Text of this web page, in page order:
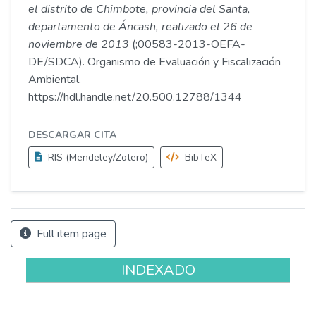
el distrito de Chimbote, provincia del Santa,
departamento de Áncash, realizado el 26 de
noviembre de 2013 (;00583-2013-OEFA-
DE/SDCA). Organismo de Evaluación y Fiscalización
Ambiental.
https://hdl.handle.net/20.500.12788/1344
DESCARGAR CITA
RIS (Mendeley/Zotero)
BibTeX
Full item page
INDEXADO